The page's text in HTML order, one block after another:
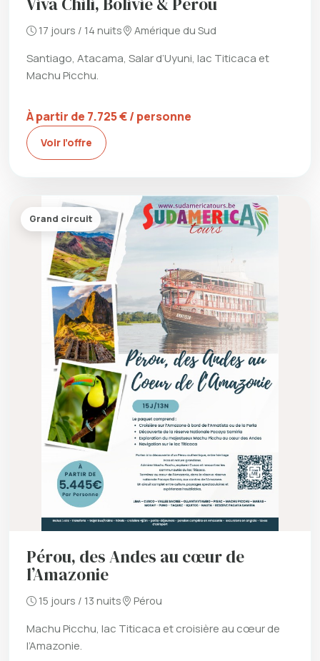
17 jours / 14 nuits Amérique du Sud
Santiago, Atacama, Salar d’Uyuni, lac Titicaca et
Machu Picchu.
À partir de 7.725 € / personne
Voir l’offre
Grand circuit
Pérou, des Andes au cœur de
l’Amazonie
15 jours / 13 nuits Pérou
Machu Picchu, lac Titicaca et croisière au cœur de
l’Amazonie.